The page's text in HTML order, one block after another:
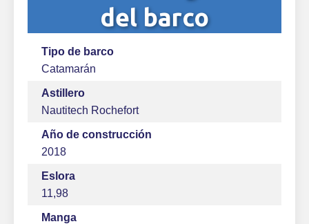
del barco
Tipo de barco
Catamarán
Astillero
Nautitech Rochefort
Año de construcción
2018
Eslora
11,98
Manga